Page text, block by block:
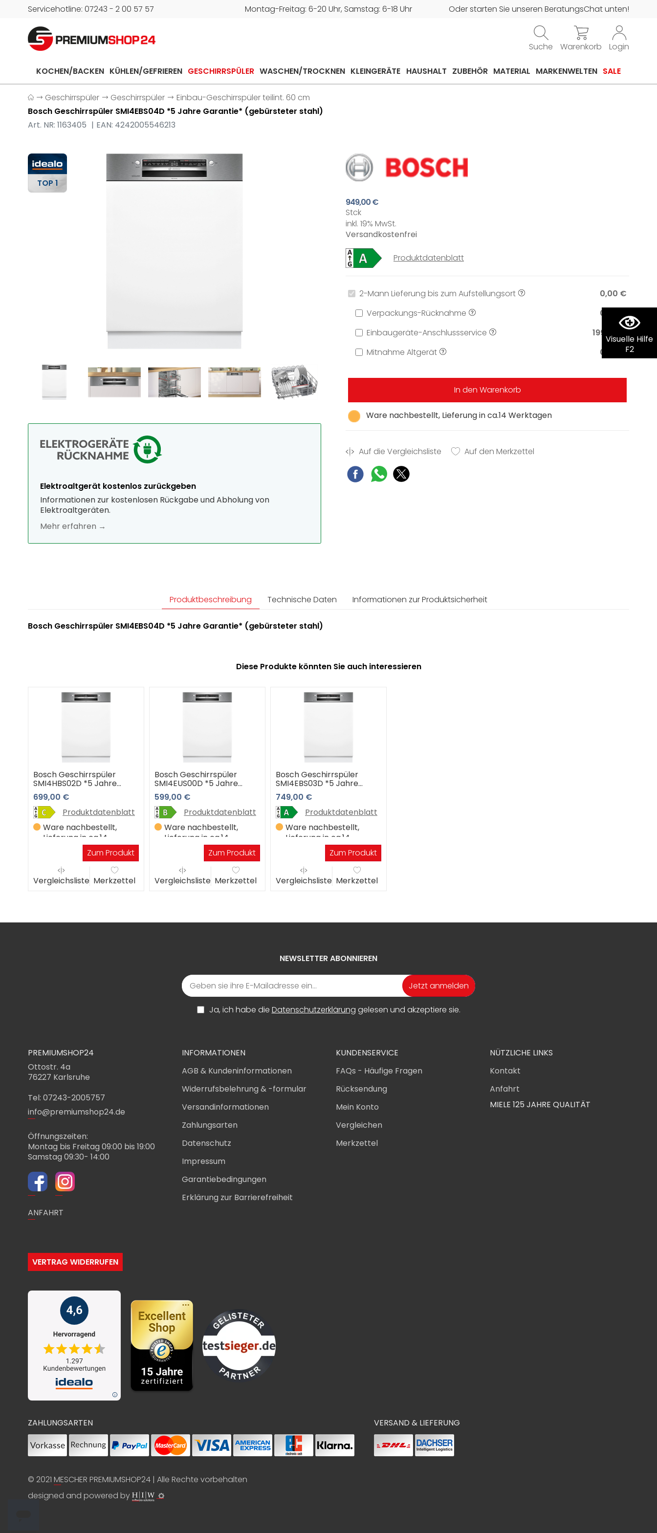
Visuelle Hilfe
F2
Servicehotline: 07243 - 2 00 57 57 Montag-Freitag: 6-20 Uhr, Samstag: 6-18 Uhr Oder starten Sie unseren BeratungsChat unten!
Suche Warenkorb Login
KOCHEN/BACKEN KÜHLEN/GEFRIEREN GESCHIRRSPÜLER WASCHEN/TROCKNEN KLEINGERÄTE HAUSHALT ZUBEHÖR MATERIAL MARKENWELTEN SALE
Geschirrspüler Geschirrspüler
Einbau-Geschirrspüler teilint. 60 cm
Bosch Geschirrspüler SMI4EBS04D *5 Jahre Garantie* (gebürsteter stahl)
Art. NR: 1163405
EAN: 4242005546213
TOP 1
Elektroaltgerät kostenlos zurückgeben
Informationen zur kostenlosen Rückgabe und Abholung von
Elektroaltgeräten.
Mehr erfahren →
949,00 €
Stck
inkl. 19% MwSt.
Versandkostenfrei
Produktdatenblatt
Ware nachbestellt, Lieferung in ca.14 Werktagen
2-Mann Lieferung bis zum Aufstellungsort
0,00 €
Verpackungs-Rücknahme
0,00 €
Einbaugeräte-Anschlussservice
199,00 €
Mitnahme Altgerät
0,00 €
In den Warenkorb
Auf die Vergleichsliste Auf den Merkzettel
Produktbeschreibung Technische Daten Informationen zur Produktsicherheit
Bosch Geschirrspüler SMI4EBS04D *5 Jahre Garantie* (gebürsteter stahl)
Diese Produkte könnten Sie auch interessieren
Bosch Geschirrspüler
SMI4HBS02D *5 Jahre
Garantie*
699,00 €
Produktdatenblatt
Ware nachbestellt,
Lieferung in ca.14
WerktagenZum Produkt
Vergleichsliste Merkzettel
Bosch Geschirrspüler
SMI4EUS00D *5 Jahre
Garantie*
599,00 €
Produktdatenblatt
Ware nachbestellt,
Lieferung in ca.14
WerktagenZum Produkt
Vergleichsliste Merkzettel
Bosch Geschirrspüler
SMI4EBS03D *5 Jahre
Garantie*
749,00 €
Produktdatenblatt
Ware nachbestellt,
Lieferung in ca.14
WerktagenZum Produkt
Vergleichsliste Merkzettel
NEWSLETTER ABONNIEREN
Jetzt anmelden
Ja, ich habe die Datenschutzerklärung gelesen und akzeptiere sie.
PREMIUMSHOP24
Ottostr. 4a
76227 Karlsruhe
Tel: 07243-2005757
info@premiumshop24.de
Öffnungszeiten:
Montag bis Freitag 09:00 bis 19:00
Samstag 09:30- 14:00
ANFAHRT
INFORMATIONEN
AGB & Kundeninformationen
Widerrufsbelehrung & -formular
Versandinformationen
Zahlungsarten
Datenschutz
Impressum
Garantiebedingungen
Erklärung zur Barrierefreiheit
KUNDENSERVICE
FAQs - Häufige Fragen
Rücksendung
Mein Konto
Vergleichen
Merkzettel
NÜTZLICHE LINKS
Kontakt
Anfahrt
MIELE 125 JAHRE QUALITÄT
VERTRAG WIDERRUFEN
ZAHLUNGSARTEN VERSAND & LIEFERUNG
© 2021 MESCHER PREMIUMSHOP24 | Alle Rechte vorbehalten
designed and powered by